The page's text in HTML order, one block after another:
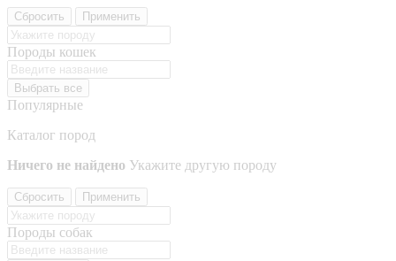
Сбросить Применить
Породы кошек
Выбрать все
Популярные
Каталог пород
Ничего не найдено Укажите другую породу
Сбросить Применить
Породы собак